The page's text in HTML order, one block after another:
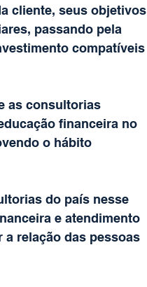
cliente, seus objetivos
passando pela
compatíveis
as consultorias
financeira no
o hábito
do país nesse
e atendimento
relação das pessoas